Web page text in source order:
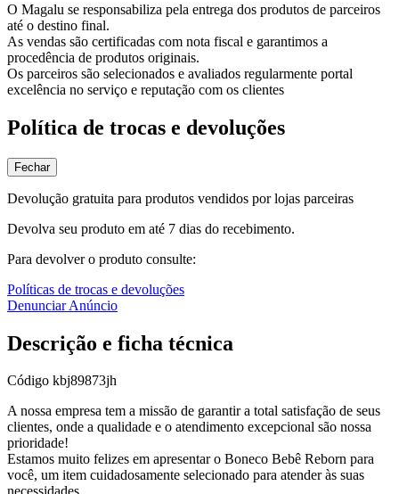
O Magalu se responsabiliza pela entrega dos produtos de parceiros
até o destino final.
As vendas são certificadas com nota fiscal e garantimos a
procedência de produtos originais.
Os parceiros são selecionados e avaliados regularmente portal
excelência no serviço e reputação com os clientes
Política de trocas e devoluções
Fechar
Devolução gratuita para produtos vendidos por lojas parceiras
Devolva seu produto em até 7 dias do recebimento.
Para devolver o produto consulte:
Políticas de trocas e devoluções
Denunciar Anúncio
Descrição e ficha técnica
Código kbj89873jh
A nossa empresa tem a missão de garantir a total satisfação de seus
clientes, onde a qualidade e o atendimento excepcional são nossa
prioridade!
Estamos muito felizes em apresentar o Boneco Bebê Reborn para
você, um item cuidadosamente selecionado para atender às suas